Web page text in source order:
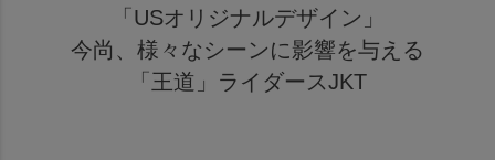
「USオリジナルデザイン」
今尚、様々なシーンに影響を与える
「王道」ライダースJKT